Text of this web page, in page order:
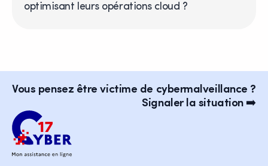
optimisant leurs opérations cloud ?
Vous pensez être victime de cybermalveillance ?
Signaler la situation ➡️